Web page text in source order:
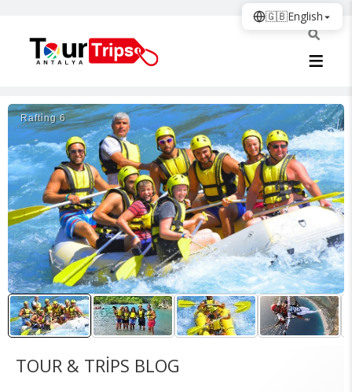
Rafti̇ng 6
TOUR & TRİPS BLOG
🇬🇧English